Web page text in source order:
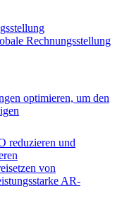
Rechnungsstellung
optimieren, um den
reduzieren und
von
AR-